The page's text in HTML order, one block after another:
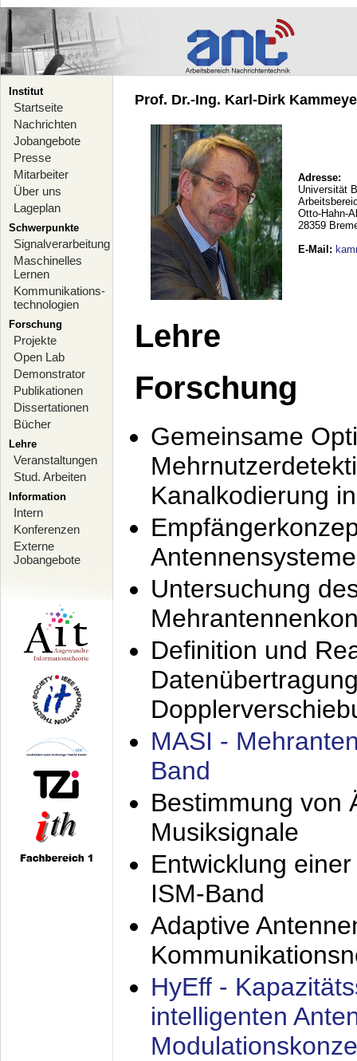
Institut
Startseite
Nachrichten
Jobangebote
Presse
Mitarbeiter
Über uns
Lageplan
Schwerpunkte
Signalverarbeitung
Maschinelles
Lernen
Kommunikations-
technologien
Forschung
Projekte
Open Lab
Demonstrator
Publikationen
Dissertationen
Bücher
Lehre
Veranstaltungen
Stud. Arbeiten
Information
Intern
Konferenzen
Externe
Jobangebote
Prof. Dr.-Ing. Karl-Dirk
Adresse:
Universität
Otto-Hahn-
28359
E-Mail :
Lehre
Forschung
Gemeinsame
Kanalkodierung
Antennensysteme
Untersuchung
Definition und
MASI -
Band
Bestimmung von
Musiksignale
Entwicklung
ISM-Band
Adaptive
HyEff -
intelligenten